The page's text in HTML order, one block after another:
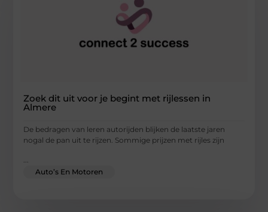
Zoek dit uit voor je begint met rijlessen in
Almere
De bedragen van leren autorijden blijken de laatste jaren
nogal de pan uit te rijzen. Sommige prijzen met rijles zijn
Auto’s En Motoren